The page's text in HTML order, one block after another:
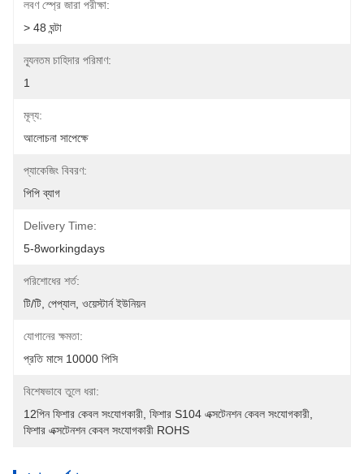
লবণ স্প্রে জারা পরীক্ষা:
> 48 ঘন্টা
ন্যূনতম চাহিদার পরিমাণ:
1
মূল্য:
আলোচনা সাপেক্ষে
প্যাকেজিং বিবরণ:
পিপি ব্যাগ
Delivery Time:
5-8workingdays
পরিশোধের শর্ত:
টি/টি, পেপ্যাল, ওয়েস্টার্ন ইউনিয়ন
যোগানের ক্ষমতা:
প্রতি মাসে 10000 পিসি
বিশেষভাবে তুলে ধরা:
12পিন ফিশার কেবল সংযোগকারী ফিশার S104 এক্সটেনশন কেবল সংযোগকারী
ফিশার এক্সটেনশন কেবল সংযোগকারী ROHS